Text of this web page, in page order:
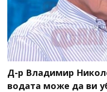
Д-р Владимир
водата може да ви